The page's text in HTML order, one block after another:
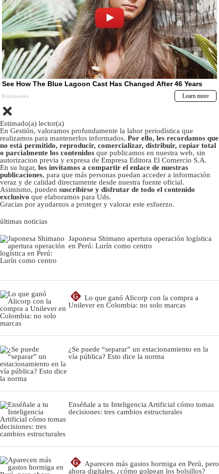
Estimado(a) lector(a)
En Gestión, valoramos profundamente la labor periodística que
realizamos para mantenerlos informados. Por ello, les recordamos que
no está permitido, reproducir, comercializar, distribuir, copiar total
o parcialmente los contenidos que publicamos en nuestra web, sin
autorizacion previa y expresa de Empresa Editora El Comercio S.A.
En su lugar, los invitamos a compartir el enlace de nuestras
publicaciones, para que más personas puedan acceder a información
veraz y de calidad directamente desde nuestra fuente oficial.
Asimismo, pueden suscribirse y disfrutar de todo el contenido
exclusivo que elaboramos para Uds.
Gracias por ayudarnos a proteger y valorar este esfuerzo.
últimas noticias
Japonesa Shimano apertura operación logística
en Perú: Lurín como centro
G
Lo que ganó Alicorp con la compra a
Unilever en Colombia: no solo marcas
¿Se puede “separar” un estacionamiento en la
vía pública? Esto dice la norma
Enséñale a tu Inteligencia Artificial cómo tomas
decisiones: tres cambios estructurales
G
Aparecen más gastos hormiga en Perú, pero
ahora digitales, ¿cómo golpean los bolsillos?